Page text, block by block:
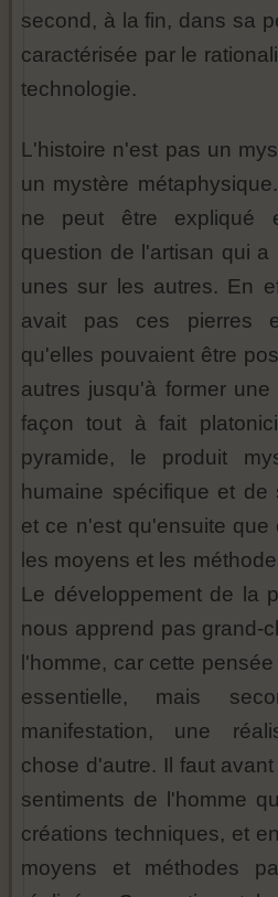
second, à la fin, dans sa
caractérisée par le
technologie.
L'histoire n'est pas un
un mystère
ne peut être expliqué
question de l'artisan qui
unes sur les autres. En
avait pas ces pierres
qu'elles pouvaient être
autres jusqu'à former
façon tout à fait
pyramide, le produit
humaine spécifique et de
et ce n'est qu'ensuite que
les moyens et les
Le développement de la
nous apprend pas grand-
l'homme, car cette
essentielle, mais
manifestation, une
chose d'autre. Il faut
sentiments de l'homme
créations techniques, et
moyens et méthodes